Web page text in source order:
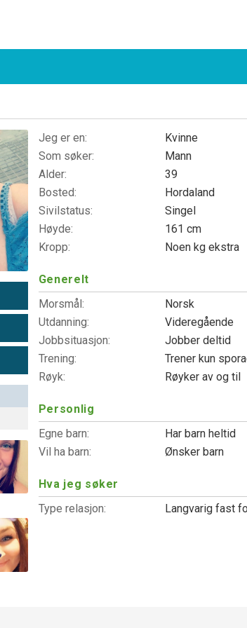
Jeg er en:
Kvinne
Som søker:
Mann
Alder:
39
Bosted:
Hordaland
Sivilstatus:
Singel
Høyde:
161 cm
Kropp:
Noen kg ekstra
Generelt
Morsmål:
Norsk
Utdanning:
Videregående
Jobbsituasjon:
Jobber deltid
Trening:
Trener kun
Røyk:
Røyker av og til
Personlig
Egne barn:
Har barn heltid
Vil ha barn:
Ønsker barn
Hva jeg søker
Type relasjon:
Langvarig fast